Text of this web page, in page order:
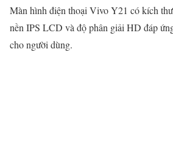
Màn hình điện thoại Vivo Y21 có kích
nền IPS LCD và độ phân giải HD đáp
cho người dùng.